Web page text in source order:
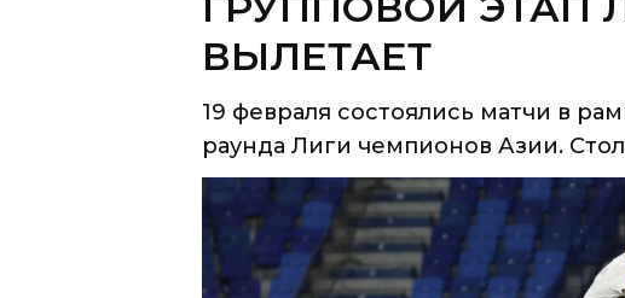
19 февраля состоялись матчи в
раунда Лиги чемпионов Азии. Стол...